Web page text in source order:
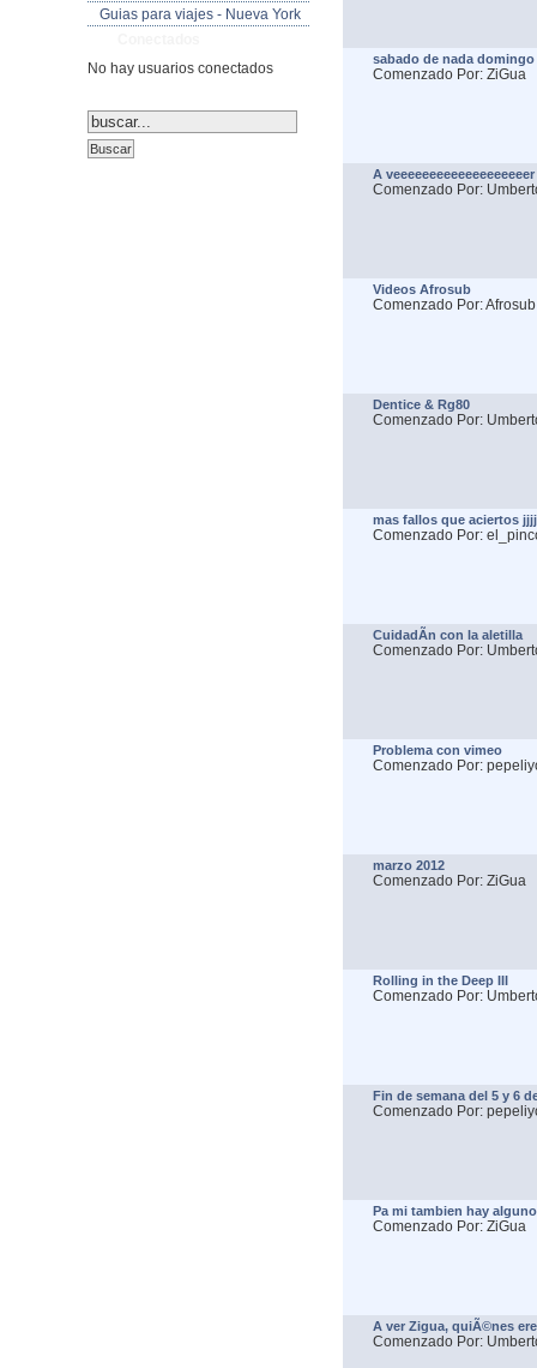
Guias para viajes - Nueva York
No hay usuarios conectados
sabado de nada domingo
Comenzado Por: ZiGua
A veeeeeeeeeeeeeeeeeeer
Comenzado Por:
Videos Afrosub
Comenzado Por: Afrosub
Dentice & Rg80
Comenzado Por:
mas fallos que aciertos jjjj
Comenzado Por:
CuidadÃ­n con la aletilla
Comenzado Por:
Problema con vimeo
Comenzado Por:
marzo 2012
Comenzado Por: ZiGua
Rolling in the Deep III
Comenzado Por:
Fin de semana del 5 y 6
Comenzado Por:
Pa mi tambien hay
Comenzado Por: ZiGua
A ver Zigua, quiÃ©nes
Comenzado Por: